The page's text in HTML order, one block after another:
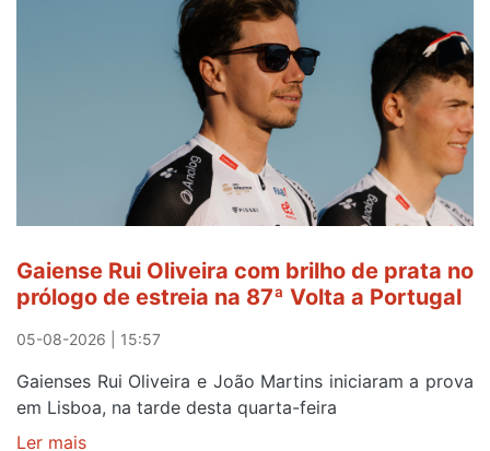
Gaiense Rui Oliveira com brilho de prata no
prólogo de estreia na 87ª Volta a Portugal
05-08-2026 | 15:57
Gaienses Rui Oliveira e João Martins iniciaram a prova
em Lisboa, na tarde desta quarta-feira
Ler mais